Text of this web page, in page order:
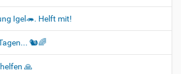
Igel🦔. Helft mit!
🐿🌈
🙏